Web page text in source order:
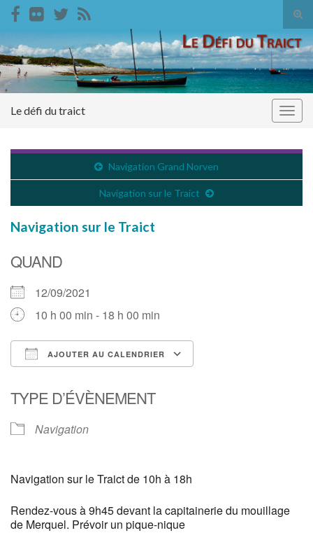
Search for:
Le défi du traict
Navigation Grand Norven
Navigation sur le Traict
Navigation sur le Traict
QUAND
12/09/2021
10 h 00 min - 18 h 00 min
AJOUTER AU CALENDRIER
TYPE D’ÉVÈNEMENT
Navigation
Navigation sur le Traict de 10h à 18h
Rendez-vous à 9h45 devant la capitainerie du mouillage
de Merquel. Prévoir un pique-nique